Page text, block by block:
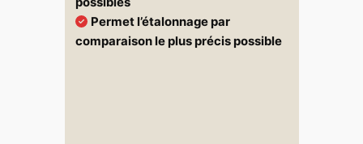
Permet l’étalonnage par
comparaison le plus précis possible